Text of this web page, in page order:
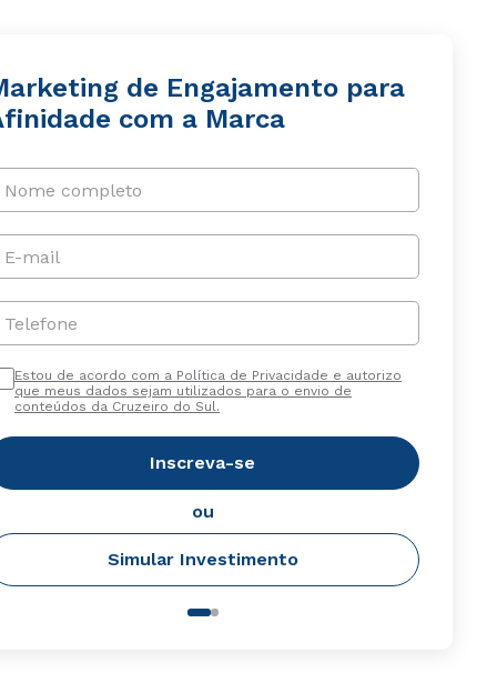
de Engajamento para
com a Marca
Nome completo
E-mail
Telefone
Estou de acordo com a Política de Privacidade e autorizo
que meus dados sejam utilizados para o envio de
conteúdos da Cruzeiro do Sul.
Inscreva-se
ou
Simular Investimento